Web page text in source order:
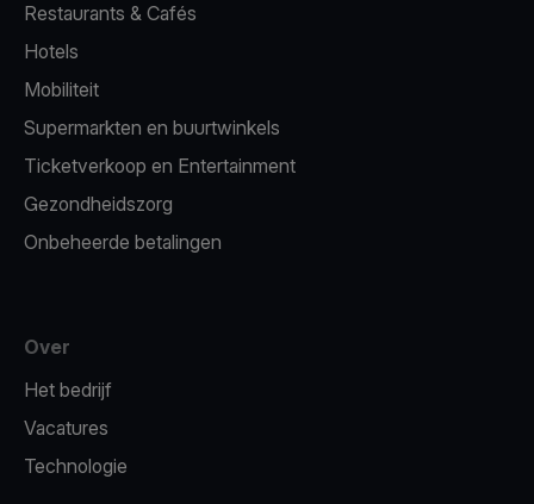
Restaurants & Cafés
Hotels
Mobiliteit
Supermarkten en buurtwinkels
Ticketverkoop en Entertainment
Gezondheidszorg
Onbeheerde betalingen
Over
Het bedrijf
Vacatures
Technologie